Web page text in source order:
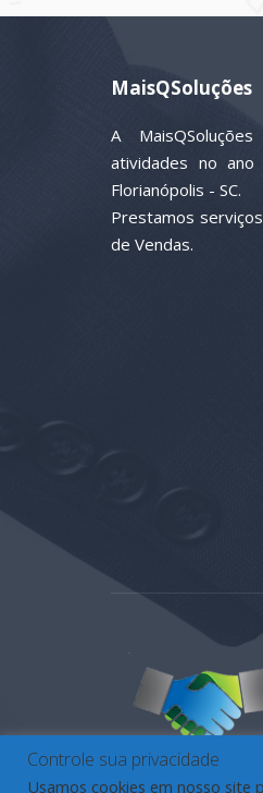
MaisQSoluções
A
atividades no
Florianópolis - SC.
Prestamos
de Vendas.
Controle sua privacidade
Usamos cookies em nosso site